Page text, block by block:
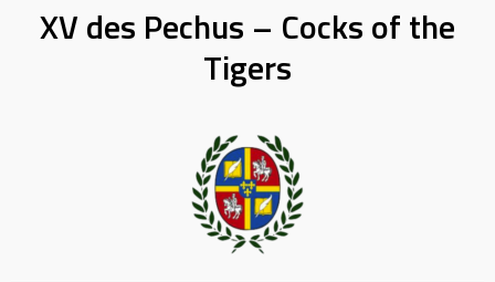
XV des Pechus – Cocks of the
Tigers